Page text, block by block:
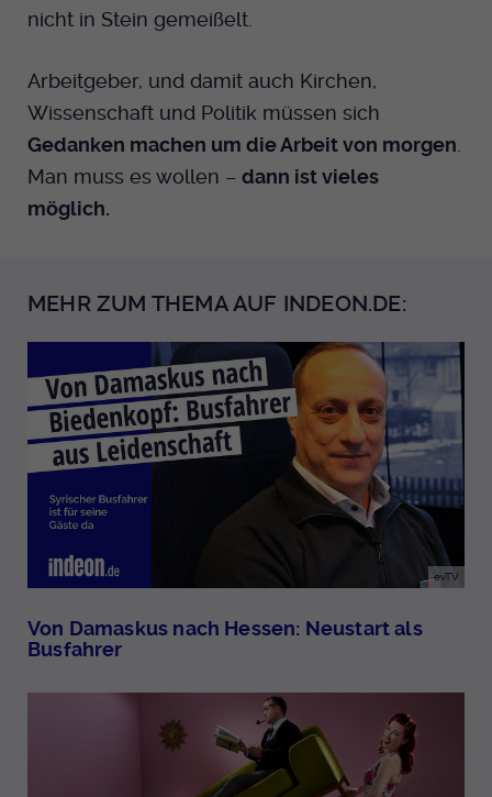
nicht in Stein gemeißelt.
Arbeitgeber, und damit auch Kirchen,
Wissenschaft und Politik müssen sich
Gedanken machen um die Arbeit von morgen
Man muss es wollen – dann ist vieles
möglich.
MEHR ZUM THEMA AUF INDEON.DE:
evTV
Von Damaskus nach Hessen: Neustart als
Busfahrer